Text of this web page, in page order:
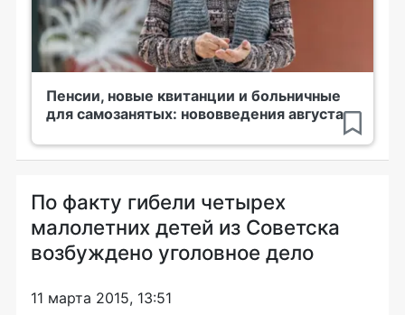
Пенсии, новые квитанции и больничные
для самозанятых: нововведения августа
По факту гибели четырех
малолетних детей из Советска
возбуждено уголовное дело
11 марта 2015, 13:51